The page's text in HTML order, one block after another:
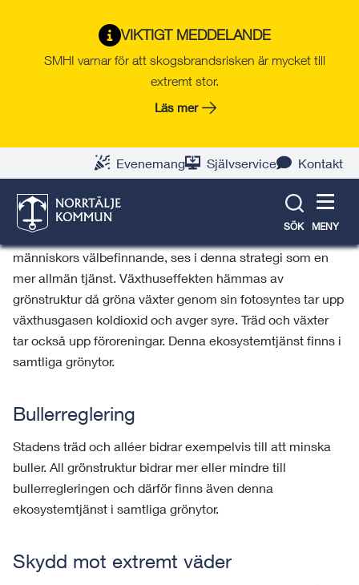
VIKTIGT MEDDELANDE
SMHI varnar för att skogsbrandsrisken är mycket till
extremt stor.
Läs mer
Evenemang Självservice Kontakt
SÖK MENY
Norrtälje växer
Reglerande ekosystemtjänster
Luftkvalitet
All grönyta ger en förbättrad luftkvalitet så denna
ekosystemtjänst, som ger direkta och indirekta bidrag till
människors välbefinnande, ses i denna strategi som en
mer allmän tjänst. Växthuseffekten hämmas av
grönstruktur då gröna växter genom sin fotosyntes tar upp
växthusgasen koldioxid och avger syre. Träd och växter
tar också upp föroreningar. Denna ekosystemtjänst finns i
samtliga grönytor.
Bullerreglering
Stadens träd och alléer bidrar exempelvis till att minska
buller. All grönstruktur bidrar mer eller mindre till
bullerregleringen och därför finns även denna
ekosystemtjänst i samtliga grönytor.
Skydd mot extremt väder